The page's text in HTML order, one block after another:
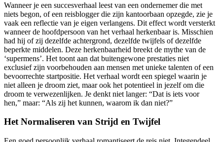
Wanneer je een succesverhaal leest van een ondernemer die met
niets begon, of een reisblogger die zijn kantoorbaan opzegde, zie je
vaak een reflectie van je eigen verlangens. Dit effect wordt versterkt
wanneer de hoofdpersoon van het verhaal herkenbaar is. Misschien
had hij of zij dezelfde achtergrond, dezelfde twijfels of dezelfde
beperkte middelen. Deze herkenbaarheid breekt de mythe van de
‘supermens’. Het toont aan dat buitengewone prestaties niet
exclusief zijn voorbehouden aan mensen met unieke talenten of een
bevoorrechte startpositie. Het verhaal wordt een spiegel waarin je
niet alleen je droom ziet, maar ook het potentieel in jezelf om die
droom te verwezenlijken. Je denkt niet langer: “Dat is iets voor
hen,” maar: “Als zij het kunnen, waarom ik dan niet?”
Het Normaliseren van Strijd en Twijfel